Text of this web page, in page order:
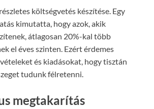
költségvetés készítése. Egy
kimutatta, hogy azok, akik
átlagosan 20%-kal több
el éves szinten. Ezért érdemes
és kiadásokat, hogy tisztán
tudunk félretenni.
megtakarítás